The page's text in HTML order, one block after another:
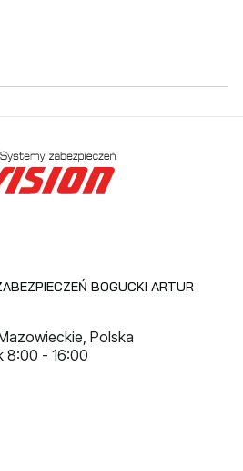
BOGUCKI ARTUR
Polska
8:00 - 16:00